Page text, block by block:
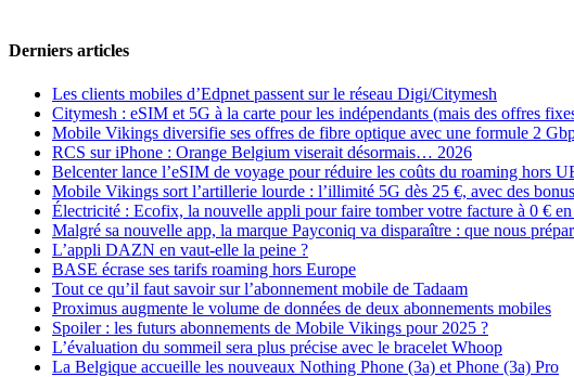
Derniers articles
Les clients mobiles d’Edpnet passent sur le réseau Digi/Citymesh
Citymesh : eSIM et 5G à la carte pour les indépendants (mais des offres
Mobile Vikings diversifie ses offres de fibre optique avec une formule 2
RCS sur iPhone : Orange Belgium viserait désormais… 2026
Belcenter lance l’eSIM de voyage pour réduire les coûts du roaming hors
Mobile Vikings sort l’artillerie lourde : l’illimité 5G dès 25 €, avec des
Électricité : Ecofix, la nouvelle appli pour faire tomber votre facture à 0 €
Malgré sa nouvelle app, la marque Payconiq va disparaître : que nous
L’appli DAZN en vaut-elle la peine ?
BASE écrase ses tarifs roaming hors Europe
Tout ce qu’il faut savoir sur l’abonnement mobile de Tadaam
Proximus augmente le volume de données de deux abonnements mobiles
Spoiler : les futurs abonnements de Mobile Vikings pour 2025 ?
L’évaluation du sommeil sera plus précise avec le bracelet Whoop
La Belgique accueille les nouveaux Nothing Phone (3a) et Phone (3a) Pro